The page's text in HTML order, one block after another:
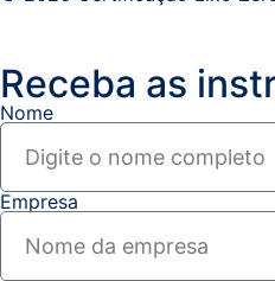
Receba as
Nome
Empresa